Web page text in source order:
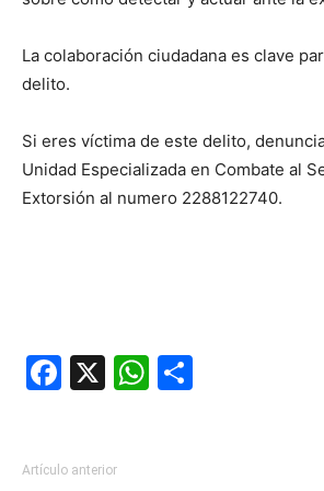
La colaboración ciudadana es clave
delito.
Si eres víctima de este delito,
Unidad Especializada en Combate al
Extorsión al numero 2288122740.
Facebook
X WhatsApp
Artículo anterior